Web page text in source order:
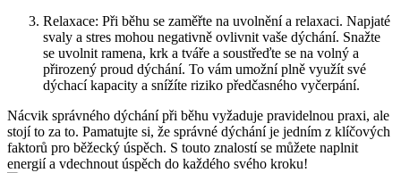
Relaxace: Při běhu se zaměřte na uvolnění a relaxaci. Napjaté
svaly a stres mohou negativně ovlivnit vaše dýchání. Snažte
se uvolnit ramena, krk a tváře a soustřeďte se na volný a
přirozený proud dýchání. To vám umožní plně využít své
dýchací kapacity a snížíte riziko předčasného vyčerpání.
Nácvik správného dýchání při běhu vyžaduje pravidelnou praxi, ale
stojí to za to. Pamatujte si, že správné dýchání je jedním z klíčových
faktorů pro běžecký úspěch. S touto znalostí se můžete naplnit
energií a vdechnout úspěch do každého svého kroku!